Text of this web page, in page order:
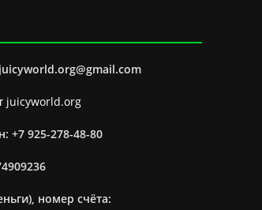
juicyworld.org
+7 925-278-48-80
номер счёта: